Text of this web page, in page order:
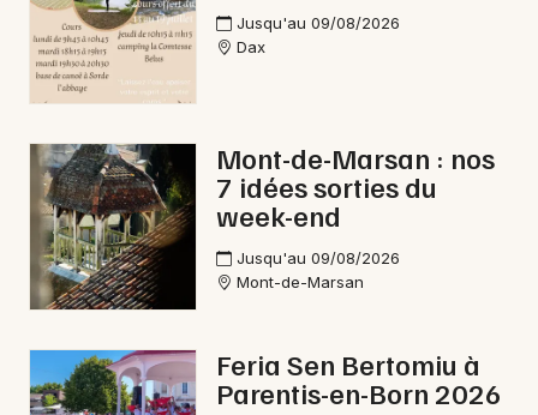
Soirées en Aquitaine
Soirées en Nouvelle-Aquitaine
Newsletter des sorties
Artistes en tournée
Actus dans les Landes
Magazine dans les Landes
Jusqu'au 09/08/2026
Dax
Mont-de-Marsan : nos
7 idées sorties du
week-end
Jusqu'au 09/08/2026
Mont-de-Marsan
Feria Sen Bertomiu à
Parentis-en-Born 2026